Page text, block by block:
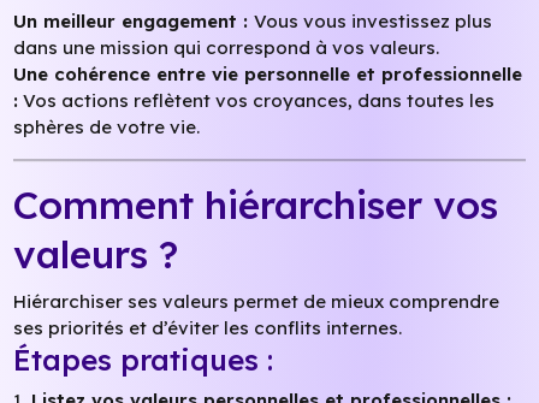
Un meilleur engagement :Vous vous investissez plus
dans une mission qui correspond à vos valeurs.
Une cohérence entre vie personnelle et professionnelle
: Vos actions reflètent vos croyances, dans toutes les
sphères de votre vie.
Comment hiérarchiser vos
valeurs ?
Hiérarchiser ses valeurs permet de mieux comprendre
ses priorités et d’éviter les conflits internes.
Étapes pratiques :